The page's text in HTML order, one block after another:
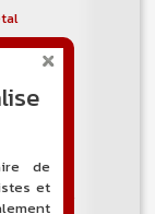
de
et